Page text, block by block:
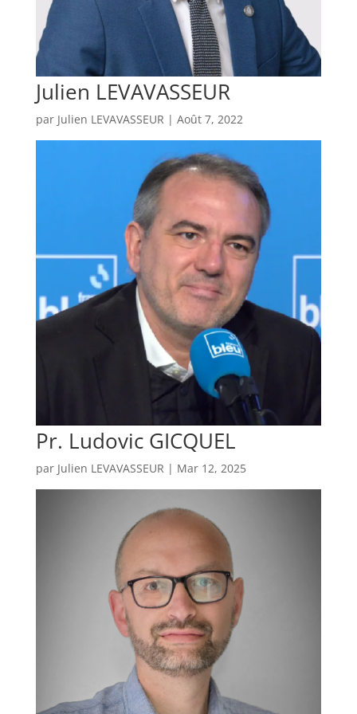
Julien LEVAVASSEUR
par Julien LEVAVASSEUR | Août 7, 2022
Pr. Ludovic GICQUEL
par Julien LEVAVASSEUR | Mar 12, 2025